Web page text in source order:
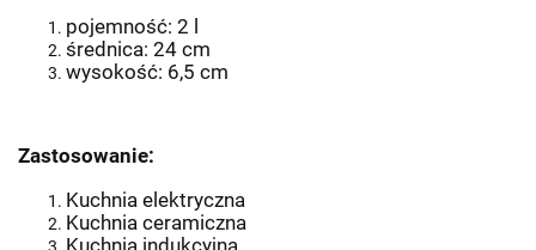
pojemność: 2 l
średnica: 24 cm
wysokość: 6,5 cm
Zastosowanie:
Kuchnia elektryczna
Kuchnia ceramiczna